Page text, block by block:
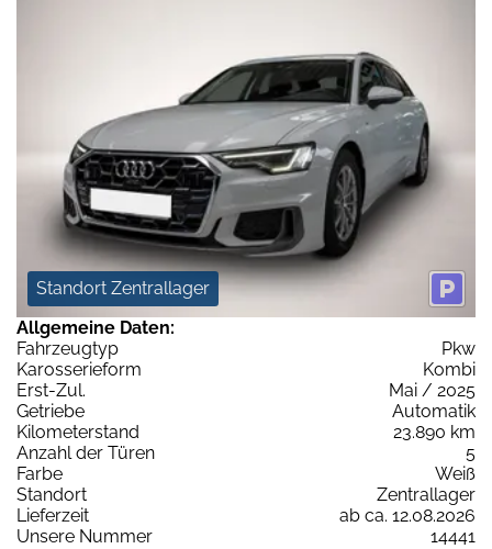
Standort Zentrallager
Allgemeine Daten:
Fahrzeugtyp
Pkw
Karosserieform
Kombi
Erst-Zul.
Mai / 2025
Getriebe
Automatik
Kilometerstand
23.890 km
Anzahl der Türen
5
Farbe
Weiß
Standort
Zentrallager
Lieferzeit
ab ca. 12.08.2026
Unsere Nummer
14441